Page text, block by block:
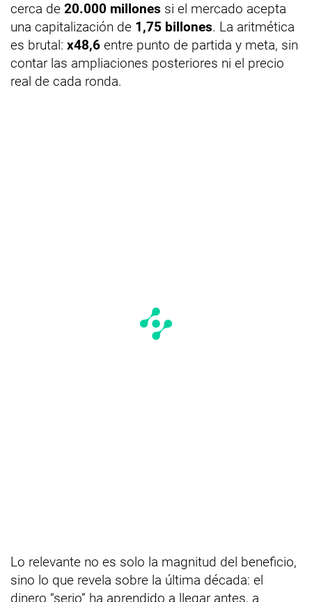
cerca de 20.000 millones si el mercado acepta
una capitalización de 1,75 billones. La aritmética
es brutal: x48,6 entre punto de partida y meta, sin
contar las ampliaciones posteriores ni el precio
real de cada ronda.
Lo relevante no es solo la magnitud del beneficio,
sino lo que revela sobre la última década: el
dinero “serio” ha aprendido a llegar antes, a